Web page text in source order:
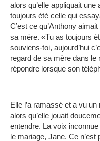
alors qu’elle appliquait
toujours été celle qui
C’est ce qu’Anthony
sa mère. «Tu as toujours
souviens-toi, aujourd’hui
regard de sa mère dans le
répondre lorsque son
Elle l’a ramassé et a vu
alors qu’elle jouait
entendre. La voix
le mariage, Jane. Ce n’est